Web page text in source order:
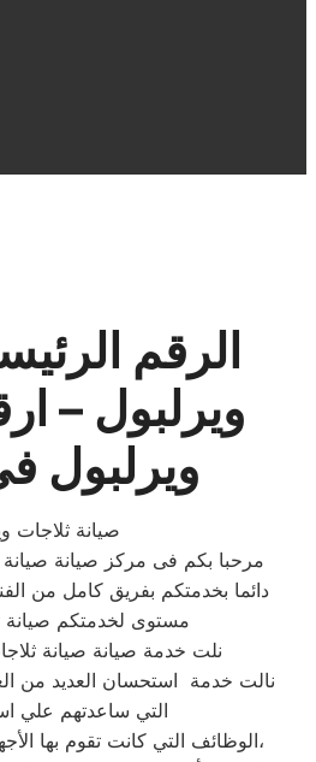
الرقم
ويرلبول –
ويرلبول
صيانة ثلاجات
مرحبا بكم فى مركز صيانة
دائما بخدمتكم بفريق كامل من
مستوى لخدمتكم صيانة
نلت خدمة صيانة صيانة
نالت خدمة استحسان العديد من
التي ساعدتهم علي
الوظائف التي كانت تقوم بها الأجهزة الكهربائية في السابق،